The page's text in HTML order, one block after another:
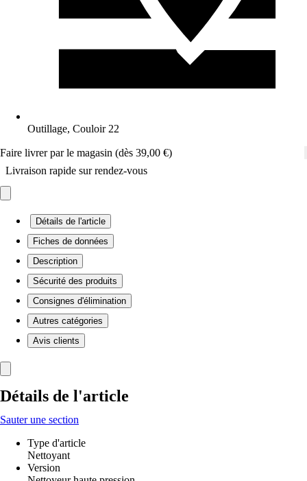
Outillage, Couloir 22
Faire livrer par le magasin (dès 39,00 €)
Livraison rapide sur rendez-vous
Détails de l'article
Fiches de données
Description
Sécurité des produits
Consignes d'élimination
Autres catégories
Avis clients
Détails de l'article
Sauter une section
Type d'article
Nettoyant
Version